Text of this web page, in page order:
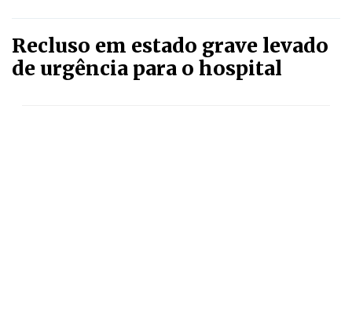
Recluso em estado grave levado
de urgência para o hospital